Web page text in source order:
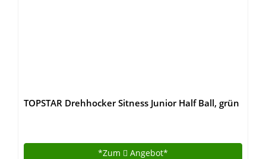
TOPSTAR Drehhocker Sitness Junior Half Ball, grün
*Zum Angebot*